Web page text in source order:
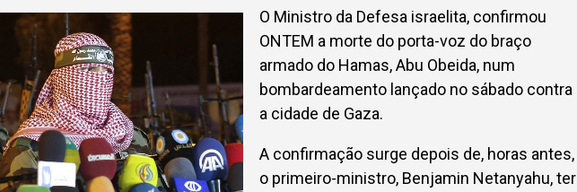
O Ministro da Defesa israelita, confirmou
ONTEM a morte do porta-voz do braço
armado do Hamas, Abu Obeida, num
bombardeamento lançado no sábado contra
a cidade de Gaza.
A confirmação surge depois de, horas antes,
o primeiro-ministro, Benjamin Netanyahu, ter